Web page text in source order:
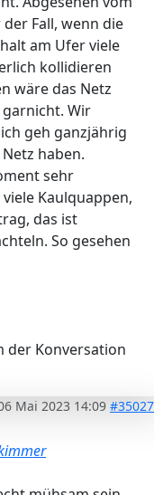
Fall, wenn die
am Ufer viele
kollidieren
wäre das Netz
Wir
geh ganzjährig
haben.
sehr
Kaulquappen,
das ist
So gesehen
der Konversation
Mai 2023 14:09 #35027